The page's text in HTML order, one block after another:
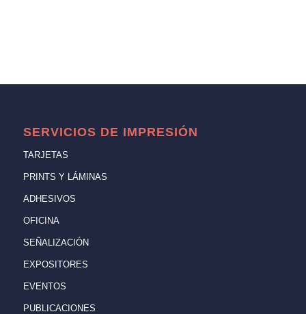
SERVICIOS DE IMPRESIÓN
TARJETAS
PRINTS Y LÁMINAS
ADHESIVOS
OFICINA
SEÑALIZACIÓN
EXPOSITORES
EVENTOS
PUBLICACIONES